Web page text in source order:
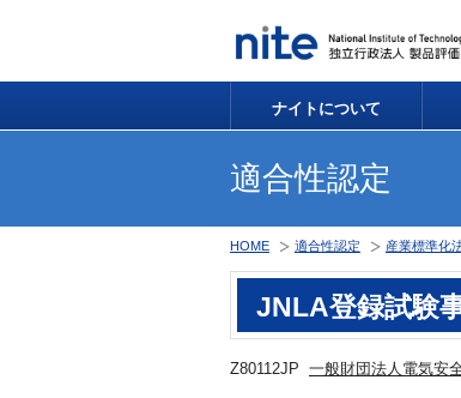
ナイトについて
適合性認定
HOME 適合性認定 産業標準化
JNLA登録試験
Z80112JP 一般財団法人電気安